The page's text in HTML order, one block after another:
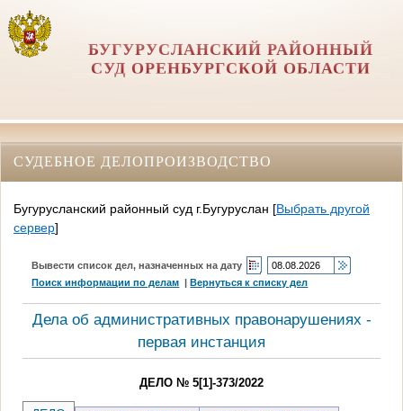
БУГУРУСЛАНСКИЙ РАЙОННЫЙ
СУД ОРЕНБУРГСКОЙ ОБЛАСТИ
СУДЕБНОЕ ДЕЛОПРОИЗВОДСТВО
Бугурусланский районный суд г.Бугуруслан [Выбрать другой
сервер]
Вывести список дел, назначенных на дату
Поиск информации по делам |Вернуться к списку дел
Дела об административных правонарушениях -
первая инстанция
ДЕЛО № 5[1]-373/2022